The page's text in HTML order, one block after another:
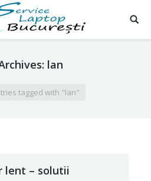
lan
tagged with "lan"
lent – solutii